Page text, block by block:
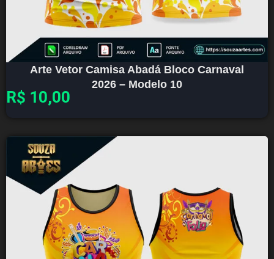
Arte Vetor Camisa Abadá Bloco Carnaval
2026 – Modelo 10
R$ 10,00